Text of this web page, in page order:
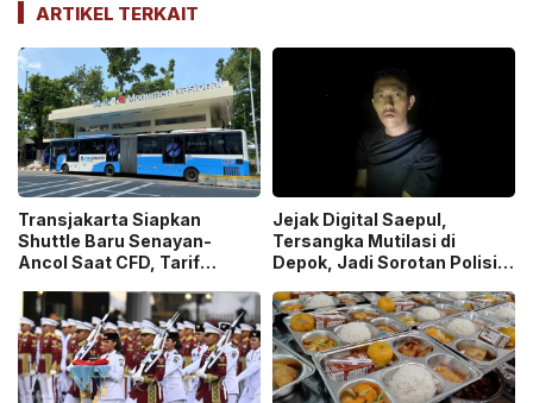
ARTIKEL TERKAIT
Transjakarta Siapkan
Shuttle Baru Senayan-
Ancol Saat CFD, Tarif
Jejak Digital Saepul,
Tersangka Mutilasi di
Depok, Jadi Sorotan Polisi